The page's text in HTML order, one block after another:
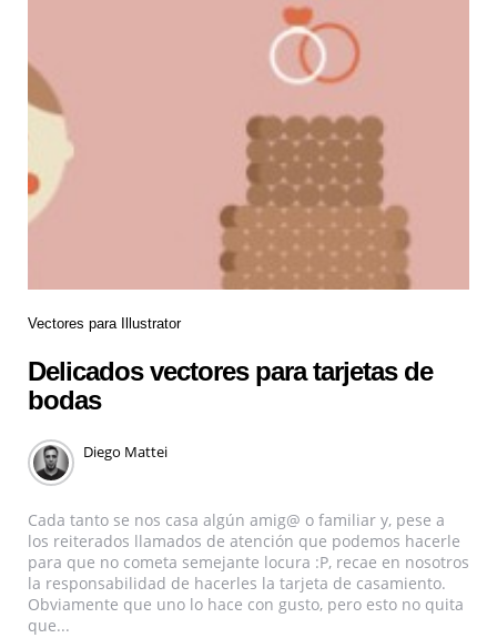
Vectores para Illustrator
Delicados vectores para tarjetas de
bodas
Diego Mattei
Cada tanto se nos casa algún amig@ o familiar y, pese a
los reiterados llamados de atención que podemos hacerle
para que no cometa semejante locura :P, recae en nosotros
la responsabilidad de hacerles la tarjeta de casamiento.
Obviamente que uno lo hace con gusto, pero esto no quita
que...